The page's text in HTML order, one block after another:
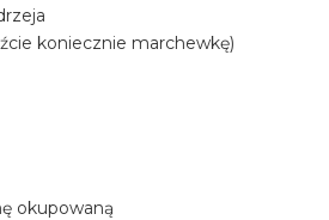
koniecznie marchewkę)
okupowaną